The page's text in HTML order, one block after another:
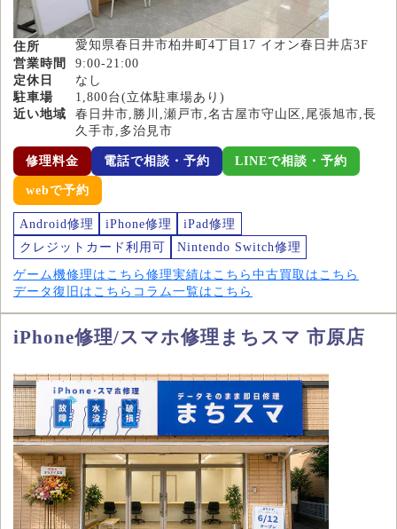
住所
愛知県春日井市柏井町4丁目17 イオン春日井店3F
営業時間
9:00-21:00
定休日
なし
駐車場
1,800台(立体駐車場あり)
近い地域
春日井市,勝川,瀬戸市,名古屋市守山区,尾張旭市,長
久手市,多治見市
修理料金 電話で相談・予約 LINEで相談・予約
webで予約
Android修理 iPhone修理
iPad修理
クレジットカード利用可
Nintendo Switch修理
ゲーム機修理はこちら 修理実績はこちら 中古買取はこちら
データ復旧はこちら コラム一覧はこちら
iPhone修理/スマホ修理まちスマ 市原店